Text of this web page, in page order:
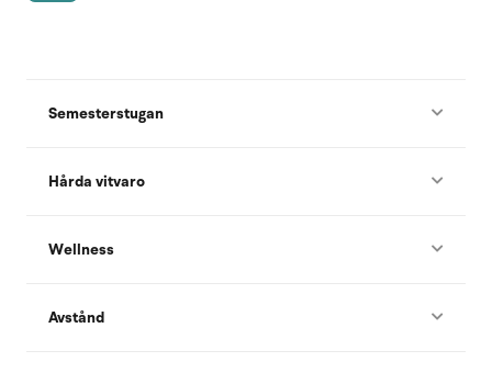
Semesterstugan
Hårda vitvaro
Wellness
Avstånd